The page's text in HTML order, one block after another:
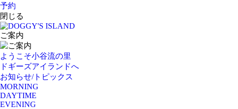
予約
閉じる
ご案内
ようこそ小谷流の里
ドギーズアイランドへ
お知らせ/トピックス
MORNING
DAYTIME
EVENING